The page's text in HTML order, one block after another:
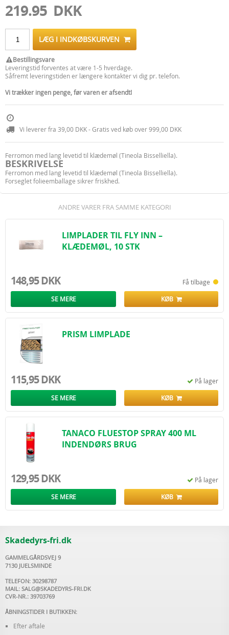
219.95 DKK
LÆG I INDKØBSKURVEN
Bestillingsvare
Leveringstid forventes at være 1-5 hverdage.
Såfremt leveringstiden er længere kontakter vi dig pr. telefon.
Vi trækker ingen penge, før varen er afsendt!
Vi leverer fra 39,00 DKK - Gratis ved køb over 999,00 DKK
Ferromon med lang levetid til klædemøl (Tineola Bisselliella).
BESKRIVELSE
Ferromon med lang levetid til klædemøl (Tineola Bisselliella).
Forseglet folieemballage sikrer friskhed.
ANDRE VARER FRA SAMME KATEGORI
LIMPLADER TIL FLY INN –
KLÆDEMØL, 10 STK
148,95 DKK Få tilbage
SE MERE KØB
PRISM LIMPLADE
115,95 DKK På lager
SE MERE KØB
TANACO FLUESTOP SPRAY 400 ML
INDENDØRS BRUG
129,95 DKK På lager
SE MERE KØB
Skadedyrs-fri.dk
GAMMELGÅRDSVEJ 9
7130 JUELSMINDE
TELEFON: 30298787
MAIL: SALG@SKADEDYRS-FRI.DK
CVR-NR.: 39703769
ÅBNINGSTIDER I BUTIKKEN:
Efter aftale